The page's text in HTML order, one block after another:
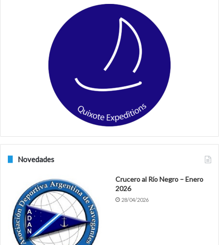
e
o
t
a
a
Novedades
Crucero al Río Negro – Enero
2026
28/04/2026